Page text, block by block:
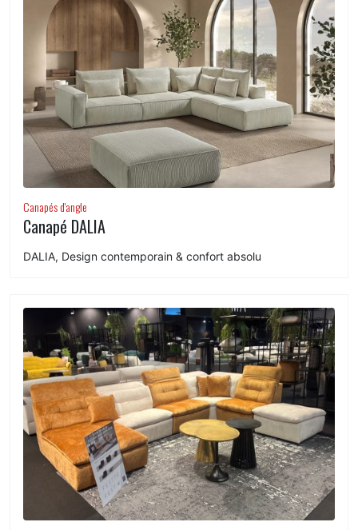
Canapés d'angle
Canapé DALIA
DALIA, Design contemporain & confort absolu